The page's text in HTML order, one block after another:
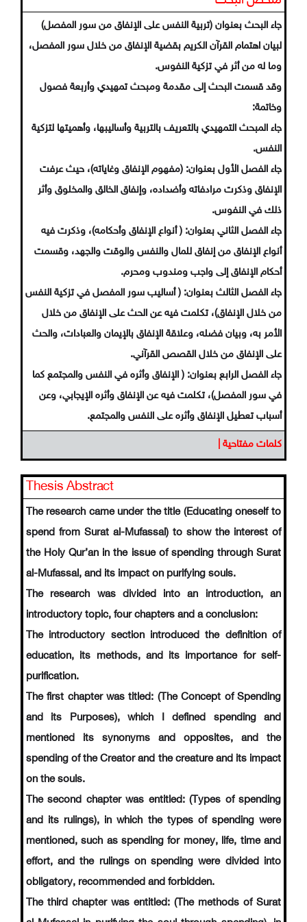
جاء البحث بعنوان (تربية النفس على الإنفاق من سور المفصل)
لبيان اهتمام القرآن الكريم بقضية الإنفاق من خلال سور المفصل،
وما له من أثر في تزكية النفوس.
وقد قسمت البحث إلى مقدمة ومبحث تمهيدي وأربعة فصول
وخاتمة:
جاء المبحث التمهيدي بالتعريف بالتربية وأساليبها، وأهميتها لتزكية
النفس.
جاء الفصل الأول بعنوان: (مفهوم الإنفاق وغاياته)، حيث عرفت
الإنفاق وذكرت مرادفاته وأضداده، وإنفاق الخالق والمخلوق وأثر
ذلك في النفوس.
جاء الفصل الثاني بعنوان: ( أنواع الإنفاق وأحكامه)، وذكرت فيه
أنواع الإنفاق من إنفاق للمال والنفس والوقت والجهد، وقسمت
أحكام الإنفاق إلى واجب ومندوب ومحرم.
جاء الفصل الثالث بعنوان: ( أساليب سور المفصل في تزكية النفس
من خلال الإنفاق)، تكلمت فيه عن الحث على الإنفاق من خلال
الأمر به، وبيان فضله، وعلاقة الإنفاق بالإيمان والعبادات، والحث
على الإنفاق من خلال القصص القرآني.
جاء الفصل الرابع بعنوان: ( الإنفاق وأثره في النفس والمجتمع كما
في سور المفصل)، تكلمت فيه عن الإنفاق وأثره الإيجابي، وعن
أسباب تعطيل الإنفاق وأثره على النفس والمجتمع.
كلمات مفتاحية |
Thesis Abstract
The research came under the title (Educating oneself to
spend from Surat al-Mufassal) to show the interest of
the Holy Qur’an in the issue of spending through Surat
al-Mufassal, and its impact on purifying souls.
The research was divided into an introduction, an
introductory topic, four chapters and a conclusion:
The introductory section introduced the definition of
education, its methods, and its importance for self-
purification.
The first chapter was titled: (The Concept of Spending
and its Purposes), which I defined spending and
mentioned its synonyms and opposites, and the
spending of the Creator and the creature and its impact
on the souls.
The second chapter was entitled: (Types of spending
and its rulings), in which the types of spending were
mentioned, such as spending for money, life, time and
effort, and the rulings on spending were divided into
obligatory, recommended and forbidden.
The third chapter was entitled: (The methods of Surat